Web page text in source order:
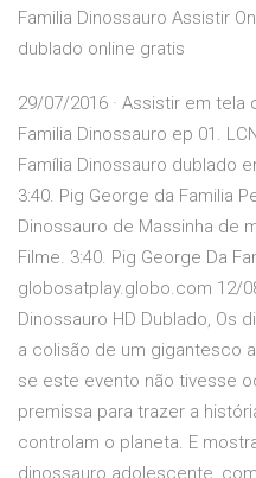
Familia Dinossauro Assistir
dublado online gratis
29/07/2016 · Assistir em tela
Familia Dinossauro ep 01.
Família Dinossauro dublado
3:40. Pig George da Familia
Dinossauro de Massinha de
Filme. 3:40. Pig George Da
globosatplay.globo.com 12/
Dinossauro HD Dublado, Os
a colisão de um gigantesco
se este evento não tivesse
premissa para trazer a
controlam o planeta. E